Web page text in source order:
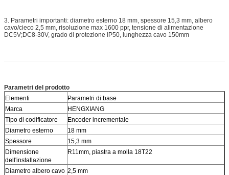
3. Parametri importanti: diametro esterno 18 mm, spessore 15,3 mm, albero
cavo/cieco 2,5 mm, risoluzione max 1600 ppr, tensione di alimentazione
DC5V;DC8-30V, grado di protezione IP50, lunghezza cavo 150mm
Parametri del prodotto
Elementi
Parametri di base
Marca
HENGXIANG
Tipo di codificatore
Encoder incrementale
Diametro esterno
18 mm
Spessore
15,3 mm
Dimensione
dell'installazione
R11mm, piastra a molla 18T22
Diametro albero cavo 2,5 mm